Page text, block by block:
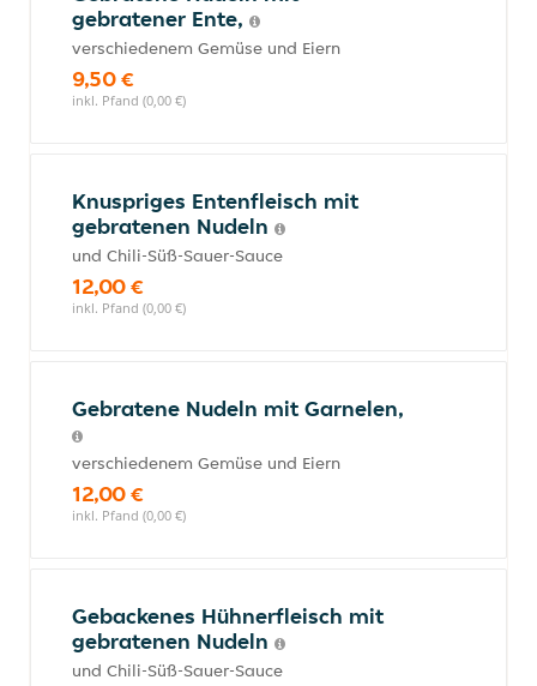
gebratener Ente,
verschiedenem Gemüse und Eiern
9,50 €
inkl. Pfand (0,00 €)
Knuspriges Entenfleisch mit
gebratenen Nudeln
und Chili-Süß-Sauer-Sauce
12,00 €
inkl. Pfand (0,00 €)
Gebratene Nudeln mit Garnelen,
verschiedenem Gemüse und Eiern
12,00 €
inkl. Pfand (0,00 €)
Gebackenes Hühnerfleisch mit
gebratenen Nudeln
und Chili-Süß-Sauer-Sauce